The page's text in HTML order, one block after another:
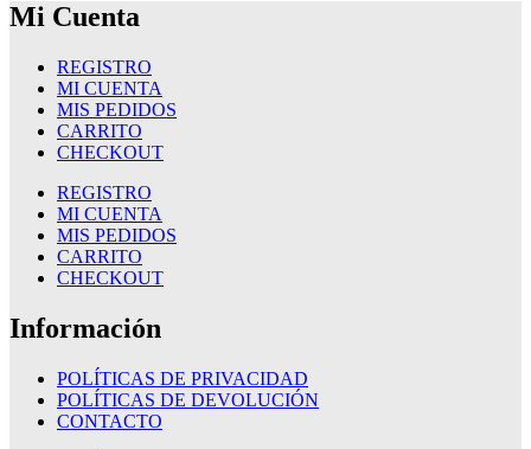
Mi Cuenta
REGISTRO
MI CUENTA
MIS PEDIDOS
CARRITO
CHECKOUT
REGISTRO
MI CUENTA
MIS PEDIDOS
CARRITO
CHECKOUT
Información
POLÍTICAS DE PRIVACIDAD
POLÍTICAS DE DEVOLUCIÓN
CONTACTO